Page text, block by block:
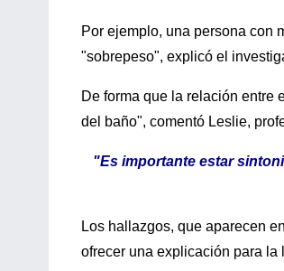
Por ejemplo, una persona con
"sobrepeso", explicó el
De forma que la relación entre
del baño", comentó Leslie,
"Es importante estar
Los hallazgos, que aparecen
ofrecer una explicación para